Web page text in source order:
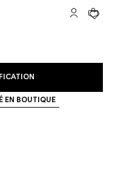
Compte My
Votre
EN BOUTIQUE